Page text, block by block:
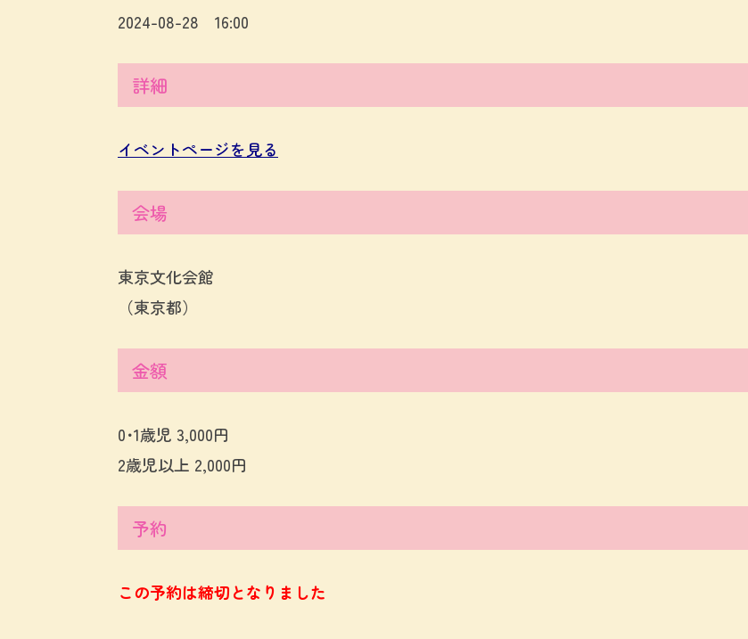
2024-08-28 16:00
詳細
イベントページを見る
会場
東京文化会館
（東京都）
金額
0･1歳児 3,000円
2歳児以上 2,000円
予約
この予約は締切となりました